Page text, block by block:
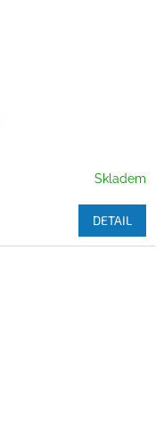
Skladem
DETAIL